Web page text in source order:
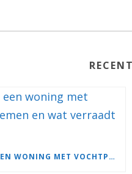
HOE RUIKT EEN WONING MET VOCHTPROBLEMEN EN WAT VERRAADT DE GEUR?